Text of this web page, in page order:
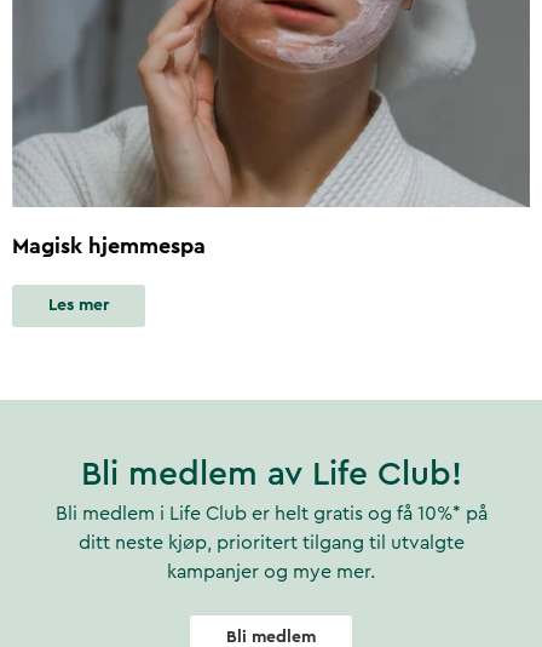
Magisk hjemmespa
Les mer
Bli medlem av Life Club!
Bli medlem i Life Club er helt gratis og få 10%* på
ditt neste kjøp, prioritert tilgang til utvalgte
kampanjer og mye mer.
Bli medlem